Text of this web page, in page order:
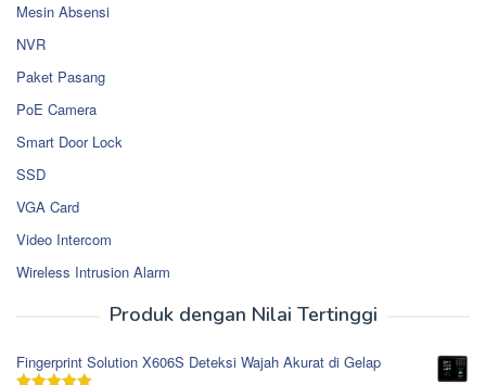
Mesin Absensi
NVR
Paket Pasang
PoE Camera
Smart Door Lock
SSD
VGA Card
Video Intercom
Wireless Intrusion Alarm
Produk dengan Nilai Tertinggi
Fingerprint Solution X606S Deteksi Wajah Akurat di Gelap